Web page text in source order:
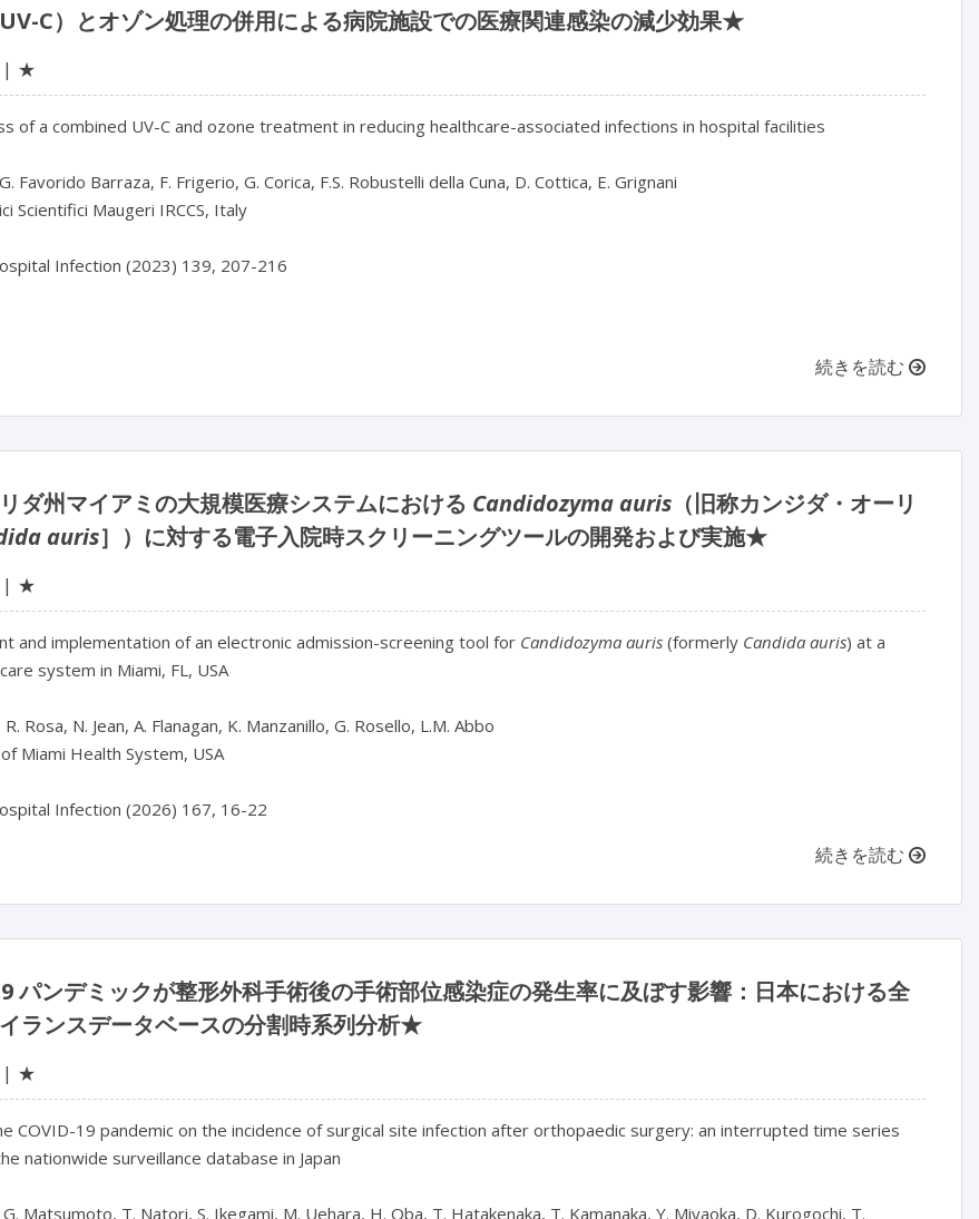
C）とオゾン処理の併用による病院施設での医療関連感染の減少効果★
★
of a combined UV-C and ozone treatment in reducing healthcare-associated infections in hospital facilities
Favorido Barraza, F. Frigerio, G. Corica, F.S. Robustelli della Cuna, D. Cottica, E. Grignani
Scientifici Maugeri IRCCS, Italy
Infection (2023) 139, 207-216
続きを読む
ダ州マイアミの大規模医療システムにおける Candidozyma auris （旧称カンジダ・オーリ
auris］）に対する電子入院時スクリーニングツールの開発および実施★
★
and implementation of an electronic admission-screening tool for Candidozyma auris (formerly Candida auris) at a
system in Miami, FL, USA
Rosa, N. Jean, A. Flanagan, K. Manzanillo, G. Rosello, L.M. Abbo
Miami Health System, USA
Infection (2026) 167, 16-22
続きを読む
パンデミックが整形外科手術後の手術部位感染症の発生率に及ぼす影響：日本における全
ランスデータベースの分割時系列分析★
★
COVID-19 pandemic on the incidence of surgical site infection after orthopaedic surgery: an interrupted time series
nationwide surveillance database in Japan
Matsumoto, T. Natori, S. Ikegami, M. Uehara, H. Oba, T. Hatakenaka, T. Kamanaka, Y. Miyaoka, D. Kurogochi, T.